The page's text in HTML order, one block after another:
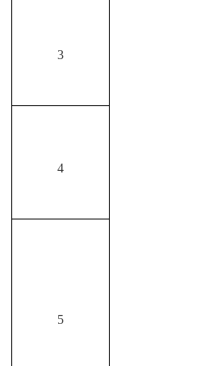
3
4
5